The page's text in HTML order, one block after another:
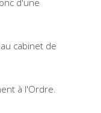
d'une
cabinet de
à l'Ordre.